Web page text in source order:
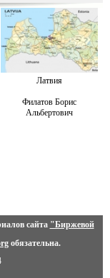
Латвия
Филатов Борис
Альбертович
сайта "Биржевой
обязательна.